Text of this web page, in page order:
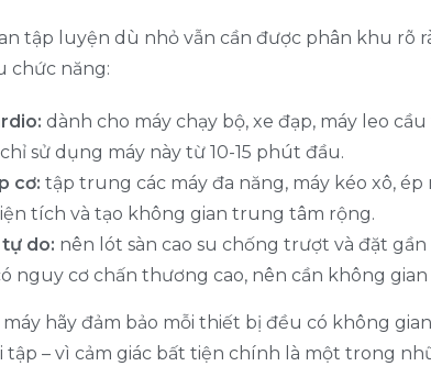
tập luyện dù nhỏ vẫn cần được phân khu rõ
chức năng:
dành cho máy chạy bộ, xe đạp, máy leo
sử dụng máy này từ 10-15 phút đầu.
cơ: tập trung các máy đa năng, máy kéo xô,
tích và tạo không gian trung tâm rộng.
tự do: nên lót sàn cao su chống trượt và đặt
nguy cơ chấn thương cao, nên cần không
hãy đảm bảo mỗi thiết bị đều có không
tập – vì cảm giác bất tiện chính là một trong